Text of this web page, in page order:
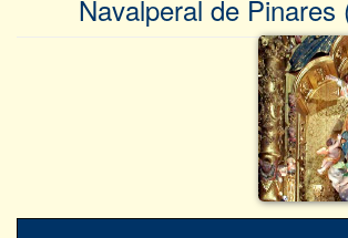
Navalperal de Pinares